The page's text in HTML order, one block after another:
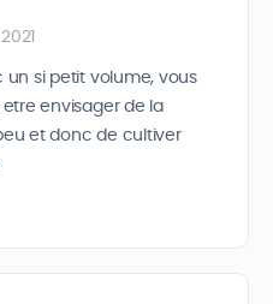
un si petit volume, vous
envisager de la
et donc de cultiver